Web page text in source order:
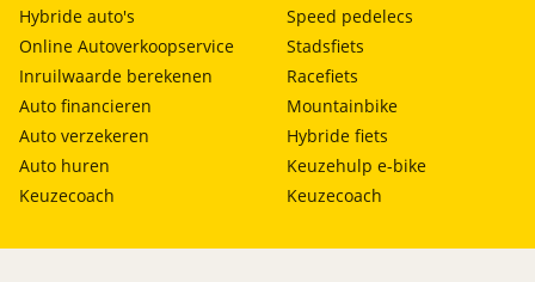
Hybride auto's
Online Autoverkoopservice
Inruilwaarde berekenen
Auto financieren
Auto verzekeren
Auto huren
Keuzecoach
Speed pedelecs
Stadsfiets
Racefiets
Mountainbike
Hybride fiets
Keuzehulp e-bike
Keuzecoach